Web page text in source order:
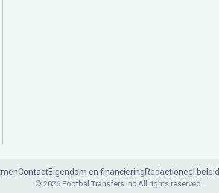
ContactEigendom en financieringRedactioneel beleid
© 2026 FootballTransfers Inc.All rights reserved.